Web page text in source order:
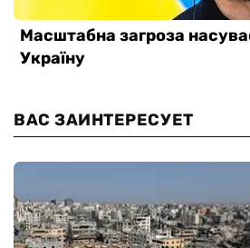
ВАС ЗАИНТЕРЕСУЕТ